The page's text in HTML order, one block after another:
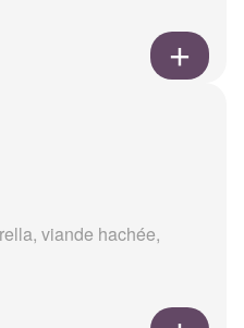
viande hachée,